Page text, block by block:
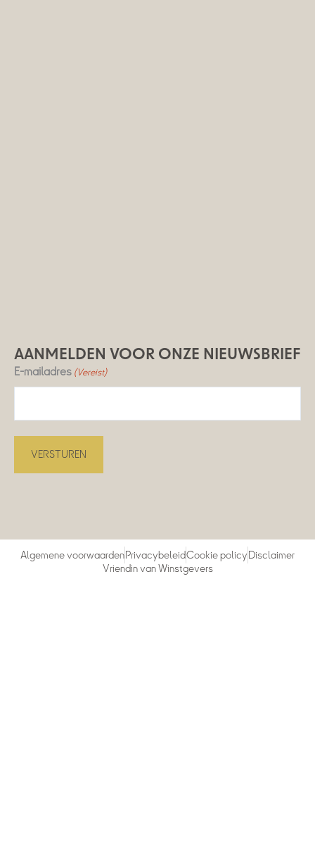
AANMELDEN VOOR ONZE NIEUWSBRIEF
E-mailadres (Vereist)
Algemene voorwaardenPrivacybeleidCookie policyDisclaimer
Vriendin van Winstgevers